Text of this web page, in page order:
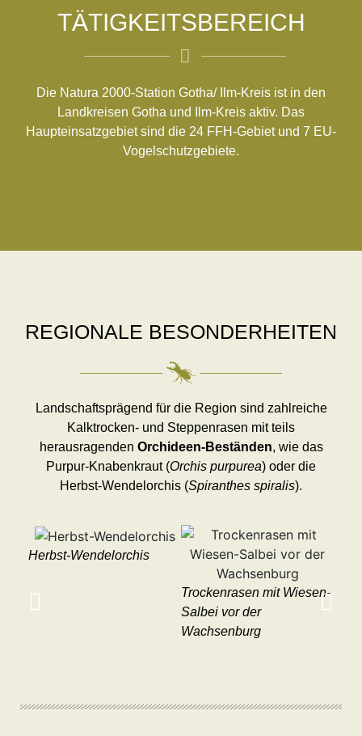
TÄTIGKEITSBEREICH
Die Natura 2000-Station Gotha/ Ilm-Kreis ist in den
Landkreisen Gotha und Ilm-Kreis aktiv. Das
Haupteinsatzgebiet sind die 24 FFH-Gebiet und 7 EU-
Vogelschutzgebiete.
REGIONALE BESONDERHEITEN
Landschaftsprägend für die Region sind zahlreiche
Kalktrocken- und Steppenrasen mit teils
herausragenden Orchideen-Beständen, wie das
Purpur-Knabenkraut (Orchis purpurea) oder die
Herbst-Wendelorchis (Spiranthes spiralis).
Herbst-Wendelorchis
Trockenrasen mit Wiesen-
Salbei vor der
Wachsenburg